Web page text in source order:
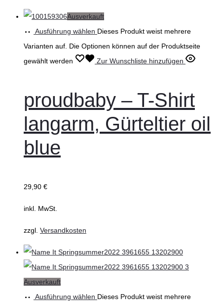
Ausverkauft
Ausführung wählen Dieses Produkt weist mehrere
Varianten auf. Die Optionen können auf der Produktseite
gewählt werden
Zur Wunschliste hinzufügen
proudbaby – T-Shirt
langarm, Gürteltier oil
blue
29,90 €
inkl. MwSt.
zzgl. Versandkosten
Ausverkauft
Ausführung wählen Dieses Produkt weist mehrere